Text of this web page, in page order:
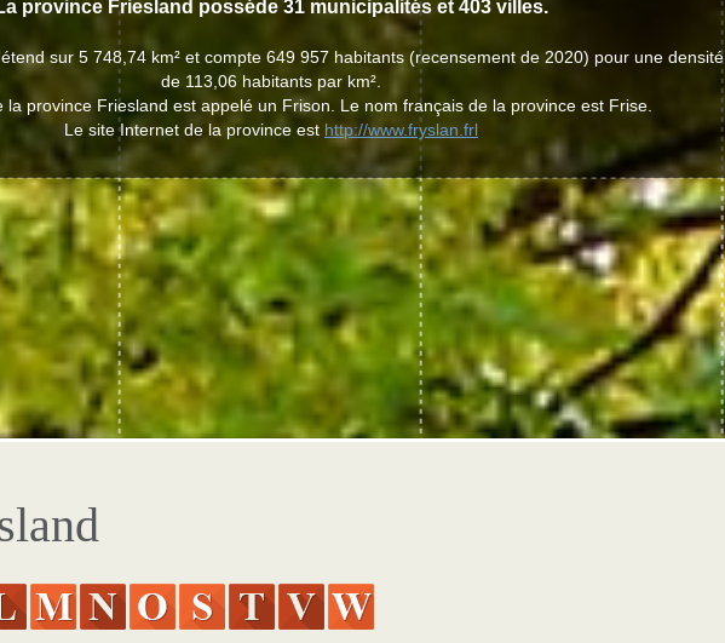
province Friesland posséde 31 municipalités et 403 villes.
sur 5 748,74 km² et compte 649 957 habitants (recensement de 2020) pour une densité
de 113,06 habitants par km².
la province Friesland est appelé un Frison. Le nom français de la province est Frise.
Le site Internet de la province est http://www.fryslan.frl